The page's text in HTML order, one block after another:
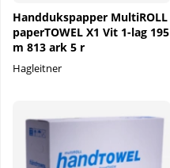
Handdukspapper MultiROLL
paperTOWEL X1 Vit 1-lag 195
m 813 ark 5 r
Hagleitner